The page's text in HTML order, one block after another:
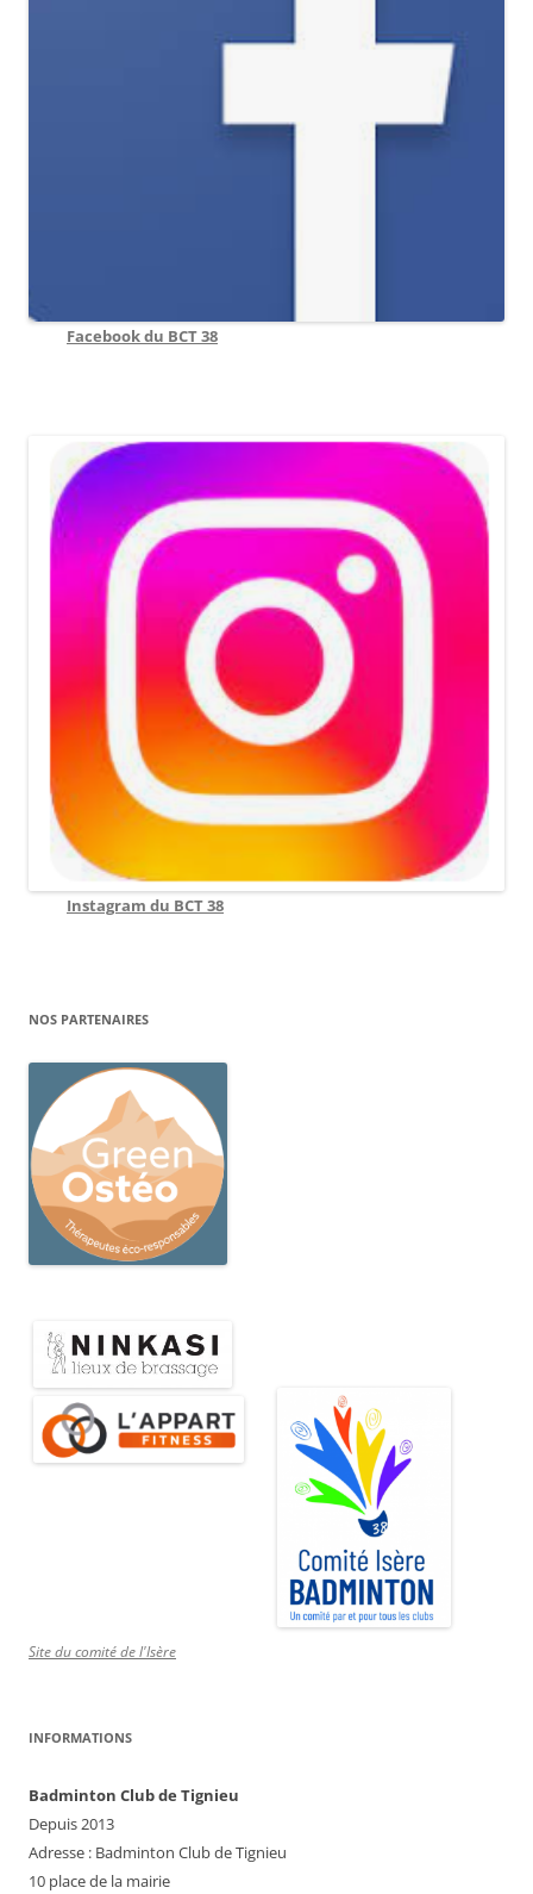
Facebook du BCT 38
Instagram du BCT 38
NOS PARTENAIRES
Site du comité de l'Isère
INFORMATIONS
Badminton Club de Tignieu
Depuis 2013
Adresse : Badminton Club de Tignieu
10 place de la mairie